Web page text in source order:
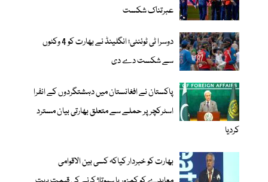
عبرتناک شکست
دوسرا ٹی ٹوئنٹی؛ انگلینڈ نے بھارت کو 4 وکٹوں
سے شکست دے دی
پاکستان نے افغانستان میں دہشتگردوں کے انفرا
اسٹرکچر پر حملے سے متعلق بھارتی بیان مسترد
کردیا
بھارت کو خبردار کیاکہ کسی بین الاقوامی